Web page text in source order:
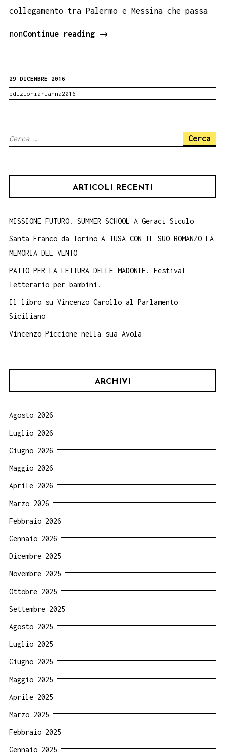
collegamento tra Palermo e Messina che passa
nonContinue reading
Calendario
→
29 DICEMBRE 2016
edizioniarianna2016
Ricerca
ARTICOLI RECENTI
MISSIONE FUTURO. SUMMER SCHOOL A Geraci Siculo
Santa Franco da Torino A TUSA CON IL SUO ROMANZO LA
MEMORIA DEL VENTO
PATTO PER LA LETTURA DELLE MADONIE. Festival
letterario per bambini.
Il libro su Vincenzo Carollo al Parlamento
Siciliano
Vincenzo Piccione nella sua Avola
ARCHIVI
Agosto 2026
Luglio 2026
Giugno 2026
Maggio 2026
Aprile 2026
Marzo 2026
Febbraio 2026
Gennaio 2026
Dicembre 2025
Novembre 2025
Ottobre 2025
Settembre 2025
Agosto 2025
Luglio 2025
Giugno 2025
Maggio 2025
Aprile 2025
Marzo 2025
Febbraio 2025
Gennaio 2025